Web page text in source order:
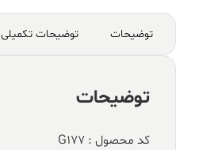
توضیحات توضیحات تکمیلی
توضیحات
کد محصول : G177